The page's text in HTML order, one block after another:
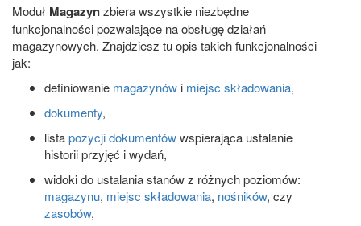
Moduł Magazynzbiera wszystkie niezbędne
funkcjonalności pozwalające na obsługę działań
magazynowych. Znajdziesz tu opis takich funkcjonalności
jak:
definiowanie magazynów i miejsc składowania,
dokumenty,
listapozycji dokumentówwspierająca ustalanie
historii przyjęć i wydań,
widoki do ustalania stanów z różnych poziomów:
magazynu, miejsc składowania, nośników, czy
zasobów,